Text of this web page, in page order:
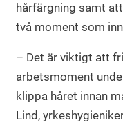
hårfärgning samt
två moment som
– Det är viktigt att
arbetsmoment
klippa håret innan
Lind,